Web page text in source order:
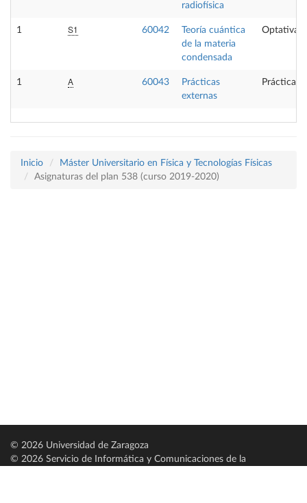
radiofísica
1 S1 60042
Teoría cuántica
de la materia
condensada
Optativa
1 A 60043
Prácticas
externas
Prácticas
Inicio
Máster Universitario en Física y Tecnologías Físicas
Asignaturas del plan 538 (curso 2019-2020)
© 2026 Universidad de Zaragoza
© 2026 Servicio de Informática y Comunicaciones de la